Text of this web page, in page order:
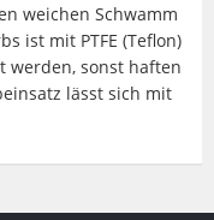
weichen Schwamm
ist mit PTFE (Teflon)
werden, sonst haften
lässt sich mit